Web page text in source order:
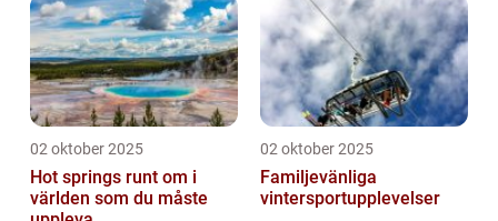
02 oktober 2025
Hot springs runt om i
världen som du måste
02 oktober 2025
Familjevänliga
vintersportupplevelser